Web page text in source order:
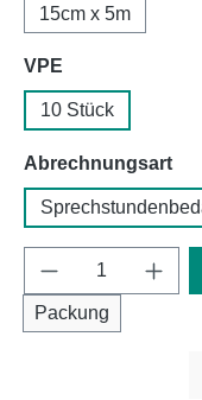
15cm x 5m
VPE
10 Stück
Abrechnungsart
Produkt
Packung